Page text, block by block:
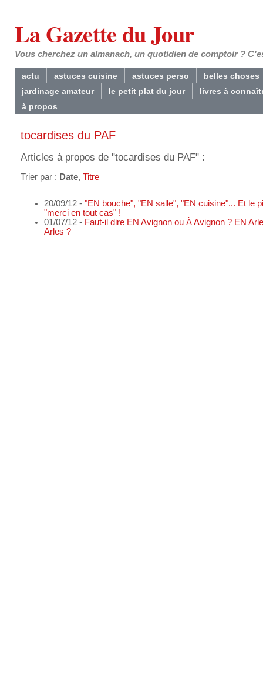
La Gazette du Jour
Vous cherchez un almanach, un quotidien de comptoir ?
actu astuces cuisine astuces perso
belles choses
jardinage amateur
le petit plat du jour
livres à
à propos
tocardises du PAF
Articles à propos de "tocardises du PAF" :
Trier par : Date, Titre
20/09/12 - "EN bouche", "EN salle", "EN cuisine"... Et le
"merci en tout cas" !
01/07/12 - Faut-il dire EN Avignon ou À Avignon ? EN
Arles ?